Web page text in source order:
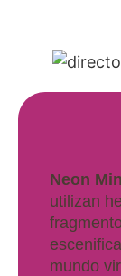
Neon
utilizan
mundo